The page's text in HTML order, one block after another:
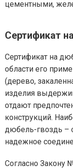
цементными,
Сертификат
Сертификат на
области его
(дерево,
изделия
отдают
конструкций.
дюбель-гвоздь –
надежное
Согласно Закону